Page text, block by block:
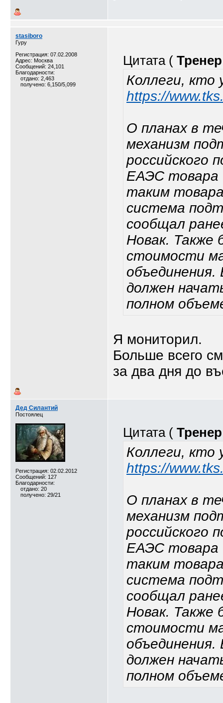
stasiboro
Гуру
Регистрация: 07.02.2008
Адрес: Москва
Сообщений: 24,101
Благодарности:
отдано: 2,463
получено: 6,150/5,099
Цитата ( Тренер
Коллеги, кто
https://
О планах в
механизм
российского
ЕАЭС товара
таким
система
сообщал
Новак. Также
стоимости
должен
полном
Я мониторил.
Больше всего
за два дня до
Дед Силантий
Постоялец
Регистрация: 02.02.2012
Сообщений: 127
Благодарности:
отдано: 20
получено: 29/21
Цитата ( Тренер
Коллеги, кто
https://
О планах в
механизм
российского
ЕАЭС товара
таким
система
сообщал
Новак. Также
стоимости
должен
полном